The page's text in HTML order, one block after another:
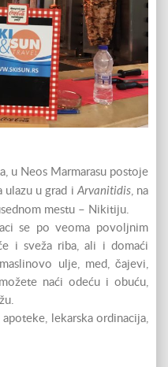
u Neos Marmarasu postoje
ulazu u grad i Arvanitidis, na
mestu – Nikitiju.
se po veoma povoljnim
i sveža riba, ali i domaći
ulje, med, čajevi,
naći odeću i obuću,
lekarska ordinacija,